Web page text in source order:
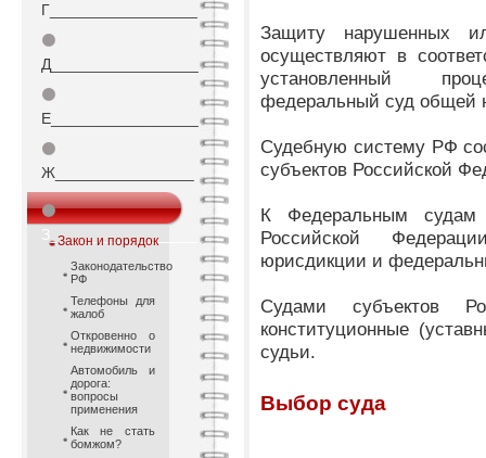
Г_________________
⚫
Д_________________
⚫
Е_________________
⚫
Ж________________
⚫
З_________________
Закон и порядок
Законодательство
РФ
Телефоны для
жалоб
Откровенно о
недвижимости
Автомобиль и
дорога:
вопросы
применения
Как не стать
бомжом?
Защиту нарушенных
осуществляют в
установленный
федеральный суд общей
Судебную систему РФ
субъектов Российской
К Федеральным судам
Российской
юрисдикции и
Судами субъектов
конституционные
судьи.
Выбор суда